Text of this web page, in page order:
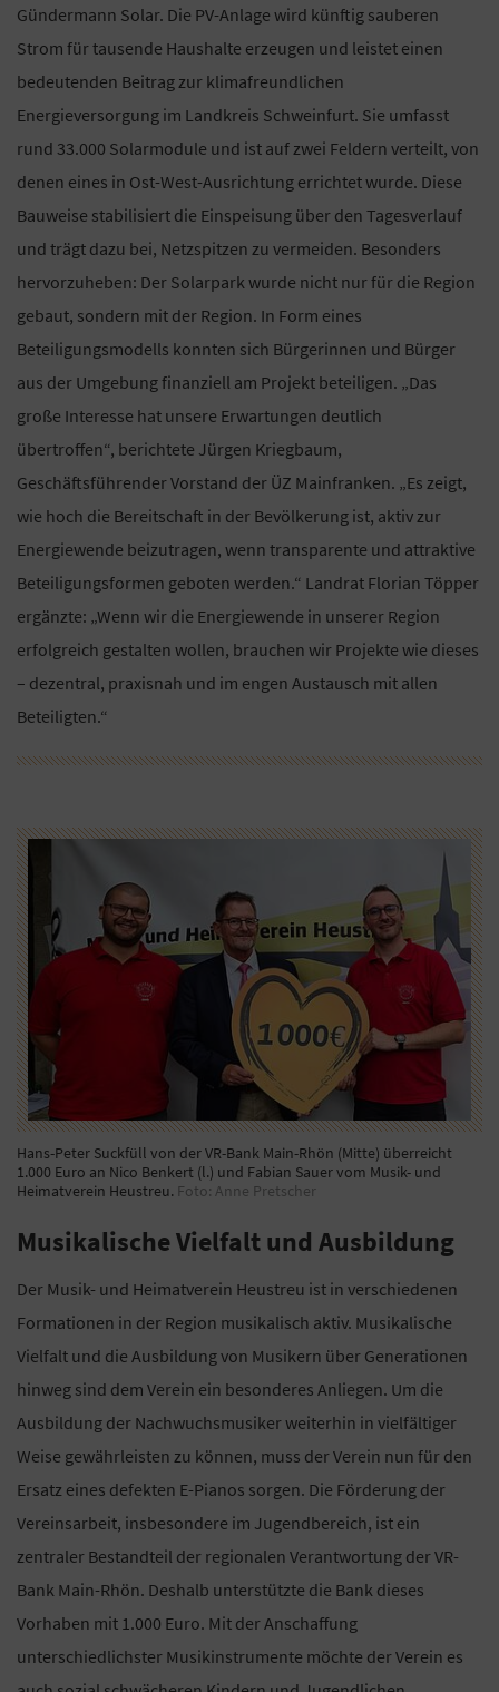
Gündermann Solar. Die PV-Anlage wird künftig sauberen
Strom für tausende Haushalte erzeugen und leistet einen
bedeutenden Beitrag zur klimafreundlichen
Energieversorgung im Landkreis Schweinfurt. Sie umfasst
rund 33.000 Solarmodule und ist auf zwei Feldern verteilt, von
denen eines in Ost-West-Ausrichtung errichtet wurde. Diese
Bauweise stabilisiert die Einspeisung über den Tagesverlauf
und trägt dazu bei, Netzspitzen zu vermeiden. Besonders
hervorzuheben: Der Solarpark wurde nicht nur für die Region
gebaut, sondern mit der Region. In Form eines
Beteiligungsmodells konnten sich Bürgerinnen und Bürger
aus der Umgebung finanziell am Projekt beteiligen. „Das
große Interesse hat unsere Erwartungen deutlich
übertroffen“, berichtete Jürgen Kriegbaum,
Geschäftsführender Vorstand der ÜZ Mainfranken. „Es zeigt,
wie hoch die Bereitschaft in der Bevölkerung ist, aktiv zur
Energiewende beizutragen, wenn transparente und attraktive
Beteiligungsformen geboten werden.“ Landrat Florian Töpper
ergänzte: „Wenn wir die Energiewende in unserer Region
erfolgreich gestalten wollen, brauchen wir Projekte wie dieses
– dezentral, praxisnah und im engen Austausch mit allen
Beteiligten.“
Hans-Peter Suckfüll von der VR-Bank Main-Rhön (Mitte) überreicht
1.000 Euro an Nico Benkert (l.) und Fabian Sauer vom Musik- und
Heimatverein Heustreu. Foto: Anne Pretscher
Musikalische Vielfalt und Ausbildung
Der Musik- und Heimatverein Heustreu ist in verschiedenen
Formationen in der Region musikalisch aktiv. Musikalische
Vielfalt und die Ausbildung von Musikern über Generationen
hinweg sind dem Verein ein besonderes Anliegen. Um die
Ausbildung der Nachwuchsmusiker weiterhin in vielfältiger
Weise gewährleisten zu können, muss der Verein nun für den
Ersatz eines defekten E-Pianos sorgen. Die Förderung der
Vereinsarbeit, insbesondere im Jugendbereich, ist ein
zentraler Bestandteil der regionalen Verantwortung der VR-
Bank Main-Rhön. Deshalb unterstützte die Bank dieses
Vorhaben mit 1.000 Euro. Mit der Anschaffung
unterschiedlichster Musikinstrumente möchte der Verein es